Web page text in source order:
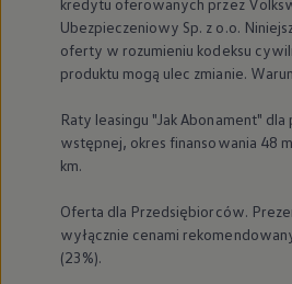
Ubezpieczeniowy Sp. z o.o.
oferty w rozumieniu kodeksu
produktu mogą ulec zmianie.
Raty leasingu "Jak Abonament"
wstępnej, okres finansowania 48
km.
Oferta dla Przedsiębiorców.
wyłącznie cenami
(23%).